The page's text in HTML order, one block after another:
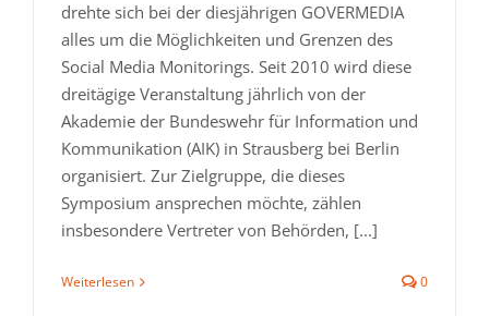
drehte sich bei der diesjährigen GOVERMEDIA
alles um die Möglichkeiten und Grenzen des
Social Media Monitorings. Seit 2010 wird diese
dreitägige Veranstaltung jährlich von der
Akademie der Bundeswehr für Information und
Kommunikation (AIK) in Strausberg bei Berlin
organisiert. Zur Zielgruppe, die dieses
Symposium ansprechen möchte, zählen
insbesondere Vertreter von Behörden, [...]
Weiterlesen 0